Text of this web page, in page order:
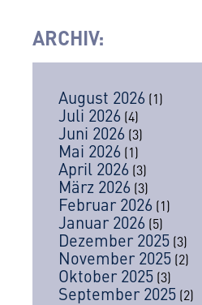
ARCHIV:
August 2026 (1)
Juli 2026 (4)
Juni 2026 (3)
Mai 2026 (1)
April 2026 (3)
März 2026 (3)
Februar 2026 (1)
Januar 2026 (5)
Dezember 2025 (3)
November 2025 (2)
Oktober 2025 (3)
September 2025 (2)